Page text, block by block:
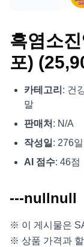
흑염소
포)
카테고리 : 건
말
판매처 : N/A
작성일: 276
AI 점수: 46점
---nullnull
※ 이 게시물은
※ 상품 가격과